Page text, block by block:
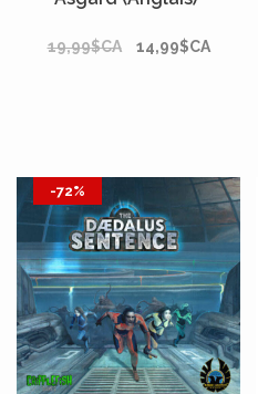
19,99$CA 14,99$CA
-72%